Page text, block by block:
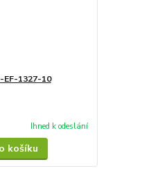
1327-10
Ihned k odeslání
košíku